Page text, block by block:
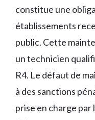
constitue une
établissements
public. Cette
un technicien
R4. Le défaut de
à des sanctions
prise en charge par